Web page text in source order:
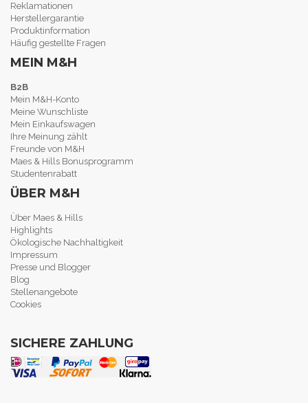
Reklamationen
Herstellergarantie
Produktinformation
Häufig gestellte Fragen
MEIN M&H
B2B
Mein M&H-Konto
Meine Wunschliste
Mein Einkaufswagen
Ihre Meinung zählt
Freunde von M&H
Maes & Hills Bonusprogramm
Studentenrabatt
ÜBER M&H
Über Maes & Hills
Highlights
Ökologische Nachhaltigkeit
Impressum
Presse und Blogger
Blog
Stellenangebote
Cookies
SICHERE ZAHLUNG